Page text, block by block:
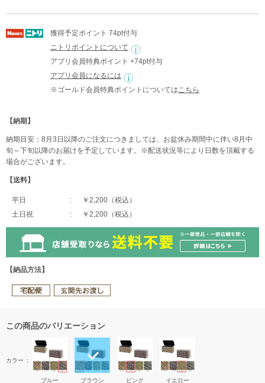
獲得予定ポイント 74pt付与
ニトリポイントについて
アプリ会員特典ポイント +74pt付与
アプリ会員になるには
※ゴールド会員特典ポイントについては こちら
【納期】
納期目安：8月3日以降のご注文につきましては、お盆休み期間中に伴い8月中
旬～下旬以降のお届けを予定しています。※配送状況等により日数を頂戴する
場合がございます。
【送料】
平日
￥2,200（税込）
土日祝
￥2,200（税込）
【納品方法】
この商品のバリエーション
カラー
ブルー ブラウン ピンク イエロー